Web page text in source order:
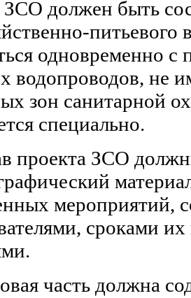
ЗСО должен быть
питьевого
одновременно
водопроводов, не
зон санитарной
специально.
проекта ЗСО
мероприятий,
сроками
часть должна